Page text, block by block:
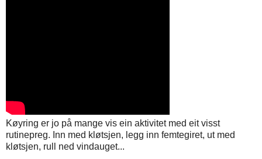
Køyring er jo på mange vis ein aktivitet med eit visst
rutinepreg. Inn med kløtsjen, legg inn femtegiret, ut med
kløtsjen, rull ned vindauget...